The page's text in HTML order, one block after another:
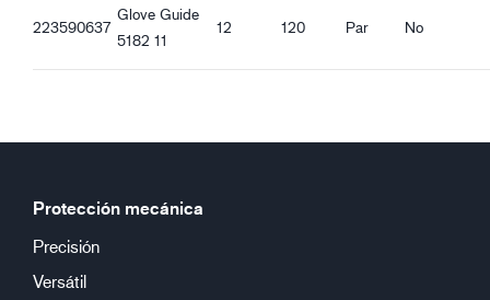
223590637
Glove Guide
5182 11
12 120 Par No
Protección mecánica
Precisión
Versátil